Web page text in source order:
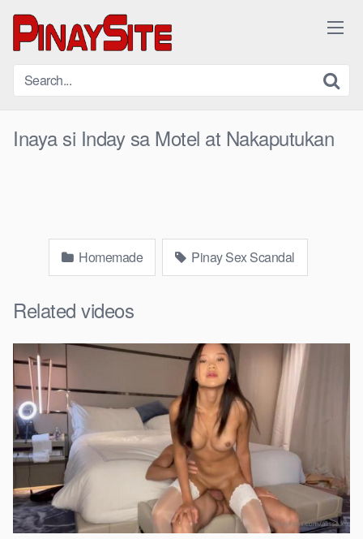
content
Inaya si Inday sa Motel at Nakaputukan
Homemade Pinay Sex Scandal
Related videos